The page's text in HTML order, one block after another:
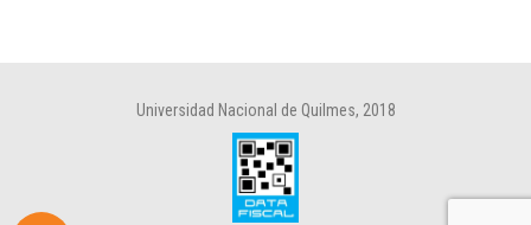
Universidad Nacional de Quilmes, 2018